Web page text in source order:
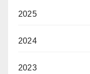
2025
2024
2023